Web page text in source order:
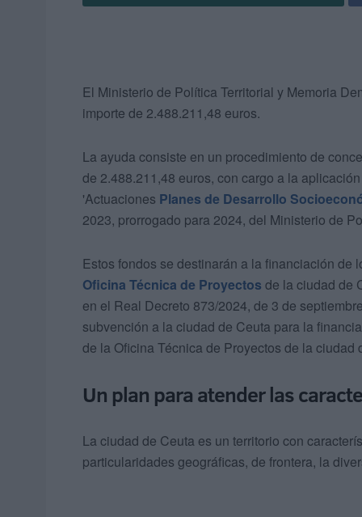
El Ministerio de Política Territorial y Memoria
importe de 2.488.211,48 euros.
La ayuda consiste en un procedimiento de
de 2.488.211,48 euros, con cargo a la
'Actuaciones Planes de Desarrollo
2023, prorrogado para 2024, del Ministerio de
Estos fondos se destinarán a la financiación de
Oficina Técnica de Proyectos de la ciudad de
en el Real Decreto 873/2024, de 3 de
subvención a la ciudad de Ceuta para la
de la Oficina Técnica de Proyectos de la ciudad
Un plan para atender las
La ciudad de Ceuta es un territorio con
particularidades geográficas, de frontera, la